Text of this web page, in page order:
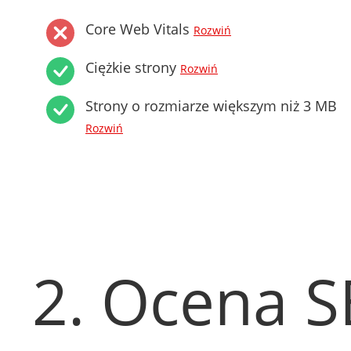
Core Web Vitals Rozwiń
Ciężkie strony Rozwiń
Strony o rozmiarze większym niż 3 MB
Rozwiń
2. Ocena